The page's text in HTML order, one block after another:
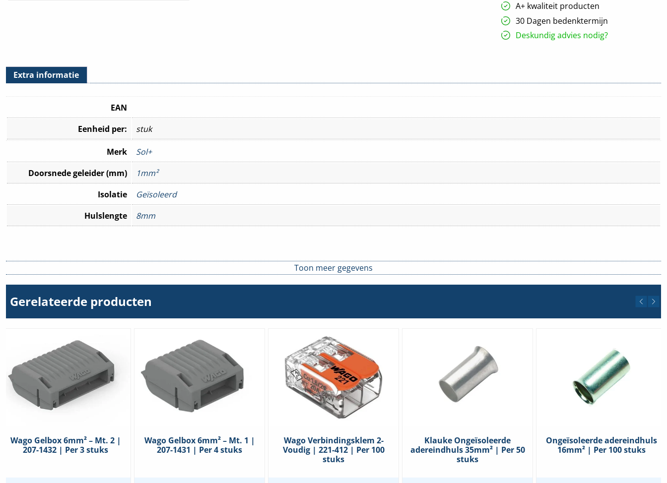
Geel
|
100
stuks
hoeveelheid
A+ kwaliteit producten
30 Dagen bedenktermijn
Deskundig advies nodig?
Extra informatie
EAN
Eenheid per:
stuk
Merk
Sol+
Doorsnede geleider (mm)
1mm²
Isolatie
Geïsoleerd
Hulslengte
8mm
Toon meer gegevens
Gerelateerde producten
Wago Gelbox 6mm² – Mt. 2 |
207-1432 | Per 3 stuks
Wago Gelbox 6mm² – Mt. 1 |
207-1431 | Per 4 stuks
Wago Verbindingsklem 2-
Voudig | 221-412 | Per 100
stuks
Klauke Ongeïsoleerde
adereindhuls 35mm² | Per 50
stuks
Ongeïsoleerde adereindhuls
16mm² | Per 100 stuks